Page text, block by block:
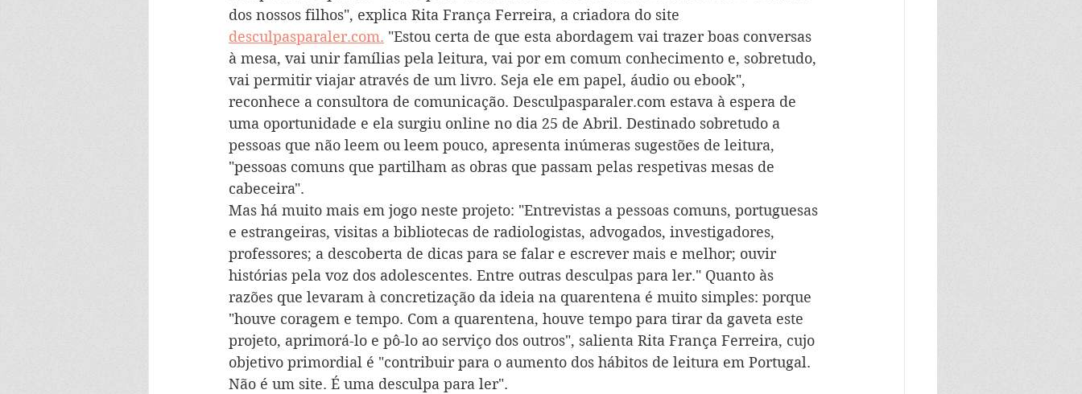
dos nossos filhos", explica Rita França Ferreira, a criadora do site
desculpasparaler.com. "Estou certa de que esta abordagem vai trazer boas conversas
à mesa, vai unir famílias pela leitura, vai por em comum conhecimento e, sobretudo,
vai permitir viajar através de um livro. Seja ele em papel, áudio ou ebook",
reconhece a consultora de comunicação. Desculpasparaler.com estava à espera de
uma oportunidade e ela surgiu online no dia 25 de Abril. Destinado sobretudo a
pessoas que não leem ou leem pouco, apresenta inúmeras sugestões de leitura,
"pessoas comuns que partilham as obras que passam pelas respetivas mesas de
cabeceira".
Mas há muito mais em jogo neste projeto: "Entrevistas a pessoas comuns, portuguesas
e estrangeiras, visitas a bibliotecas de radiologistas, advogados, investigadores,
professores; a descoberta de dicas para se falar e escrever mais e melhor; ouvir
histórias pela voz dos adolescentes. Entre outras desculpas para ler." Quanto às
razões que levaram à concretização da ideia na quarentena é muito simples: porque
"houve coragem e tempo. Com a quarentena, houve tempo para tirar da gaveta este
projeto, aprimorá-lo e pô-lo ao serviço dos outros", salienta Rita França Ferreira, cujo
objetivo primordial é "contribuir para o aumento dos hábitos de leitura em Portugal.
Não é um site. É uma desculpa para ler".